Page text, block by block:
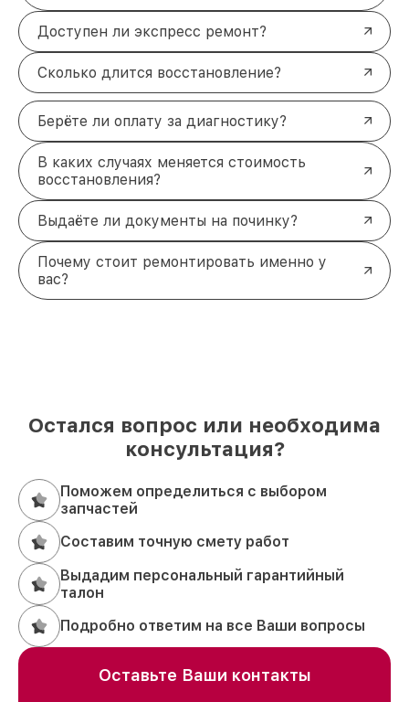
Доступен ли экспресс ремонт?
Сколько длится восстановление?
Берёте ли оплату за диагностику?
В каких случаях меняется стоимость
восстановления?
Выдаёте ли документы на починку?
Почему стоит ремонтировать именно у
вас?
Остался вопрос или необходима
консультация?
Поможем определиться с выбором
запчастей
Составим точную смету работ
Выдадим персональный гарантийный
талон
Подробно ответим на все Ваши вопросы
Оставьте Ваши контакты